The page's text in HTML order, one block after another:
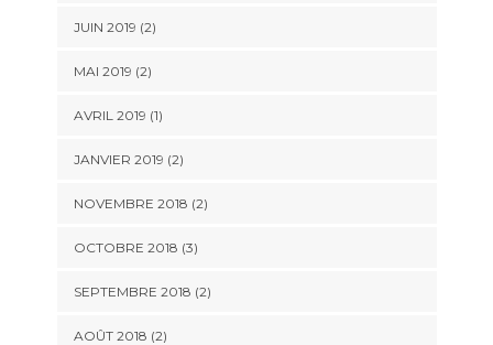
JUIN 2019 (2)
MAI 2019 (2)
AVRIL 2019 (1)
JANVIER 2019 (2)
NOVEMBRE 2018 (2)
OCTOBRE 2018 (3)
SEPTEMBRE 2018 (2)
AOÛT 2018 (2)